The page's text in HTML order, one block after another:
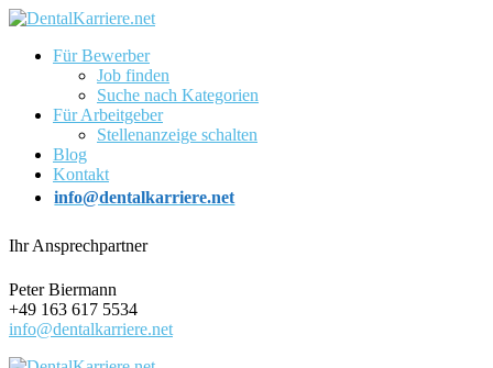
Für Bewerber
Job finden
Suche nach Kategorien
Für Arbeitgeber
Stellenanzeige schalten
Blog
Kontakt
info@dentalkarriere.net
Ihr Ansprechpartner
Peter Biermann
+49 163 617 5534
info@dentalkarriere.net